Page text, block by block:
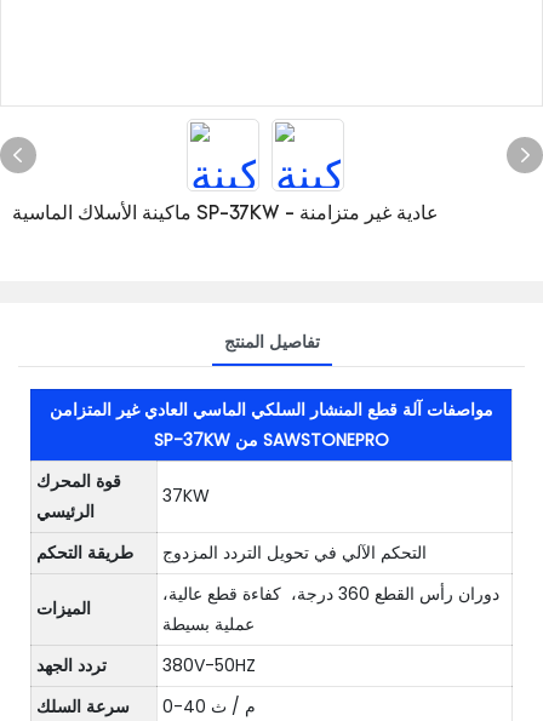
ماكينة الأسلاك الماسية SP-37KW - عادية غير متزامنة
تفاصيل المنتج
مواصفات آلة قطع المنشار السلكي الماسي العادي غير المتزامن
SP-37KW من SAWSTONEPRO
قوة المحرك
الرئيسي
37KW
طريقة التحكم التحكم الآلي في تحويل التردد المزدوج
الميزات
دوران رأس القطع 360 درجة، كفاءة قطع عالية،
عملية بسيطة
تردد الجهد
380V-50HZ
سرعة السلك
0-40 م / ث